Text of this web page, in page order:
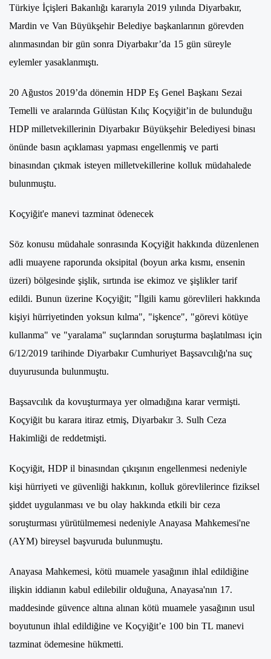
Türkiye İçişleri Bakanlığı kararıyla 2019 yılında Diyarbakır,
Mardin ve Van Büyükşehir Belediye başkanlarının görevden
alınmasından bir gün sonra Diyarbakır’da 15 gün süreyle
eylemler yasaklanmıştı.
20 Ağustos 2019’da dönemin HDP Eş Genel Başkanı Sezai
Temelli ve aralarında Gülüstan Kılıç Koçyiğit’in de bulunduğu
HDP milletvekillerinin Diyarbakır Büyükşehir Belediyesi binası
önünde basın açıklaması yapması engellenmiş ve parti
binasından çıkmak isteyen milletvekillerine kolluk müdahalede
bulunmuştu.
Koçyiğit'e manevi tazminat ödenecek
Söz konusu müdahale sonrasında Koçyiğit hakkında düzenlenen
adli muayene raporunda oksipital (boyun arka kısmı, ensenin
üzeri) bölgesinde şişlik, sırtında ise ekimoz ve şişlikler tarif
edildi. Bunun üzerine Koçyiğit; "İlgili kamu görevlileri hakkında
kişiyi hürriyetinden yoksun kılma", "işkence", "görevi kötüye
kullanma" ve "yaralama" suçlarından soruşturma başlatılması için
6/12/2019 tarihinde Diyarbakır Cumhuriyet Başsavcılığı'na suç
duyurusunda bulunmuştu.
Başsavcılık da kovuşturmaya yer olmadığına karar vermişti.
Koçyiğit bu karara itiraz etmiş, Diyarbakır 3. Sulh Ceza
Hakimliği de reddetmişti.
Koçyiğit, HDP il binasından çıkışının engellenmesi nedeniyle
kişi hürriyeti ve güvenliği hakkının, kolluk görevlilerince fiziksel
şiddet uygulanması ve bu olay hakkında etkili bir ceza
soruşturması yürütülmemesi nedeniyle Anayasa Mahkemesi'ne
(AYM) bireysel başvuruda bulunmuştu.
Anayasa Mahkemesi, kötü muamele yasağının ihlal edildiğine
ilişkin iddianın kabul edilebilir olduğuna, Anayasa'nın 17.
maddesinde güvence altına alınan kötü muamele yasağının usul
boyutunun ihlal edildiğine ve Koçyiğit’e 100 bin TL manevi
tazminat ödemesine hükmetti.